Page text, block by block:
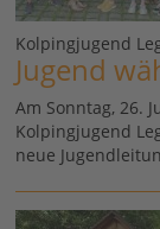
Kolpingjugend
Jugend
Am Sonntag, 26.
Kolpingjugend
neue